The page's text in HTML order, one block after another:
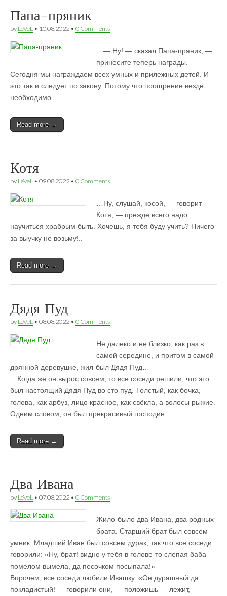
Папа-пряник
by LeVeL • 10.08.2022 • 0 Comments
…— Ну! — сказал Папа-пряник, —
принесите теперь награды.
Сегодня мы награждаем всех умных и прилежных детей. И
это так и следует по закону. Потому что поощрение везде
необходимо…
Read more →
Котя
by LeVeL • 09.08.2022 • 0 Comments
…Ну, слушай, косой, — говорит
Котя, — прежде всего надо
научиться храбрым быть. Хочешь, я тебя буду учить? Ничего
за выучку не возьму!..
Read more →
Дядя Пуд
by LeVeL • 08.08.2022 • 0 Comments
Не далеко и не близко, как раз в
самой середине, и притом в самой
дрянной деревушке, жил-был Дядя Пуд…
…Когда же он вырос совсем, то все соседи решили, что это
был настоящий Дядя Пуд во сто пуд. Толстый, как бочка,
голова, как арбуз, лицо красное, как свёкла, а волосы рыжие.
Одним словом, он был прекрасивый господин…
Read more →
Два Ивана
by LeVeL • 07.08.2022 • 0 Comments
Жило-было два Ивана, два родных
брата. Старший брат был совсем
умник. Младший Иван был совсем дурак, так что все соседи
говорили: «Ну, брат! видно у тебя в голове-то слепая баба
помелом вымела, да песочком посыпала!»
Впрочем, все соседи любили Ивашку. «Он дурашный да
покладистый! — говорили они, — положишь — лежит,